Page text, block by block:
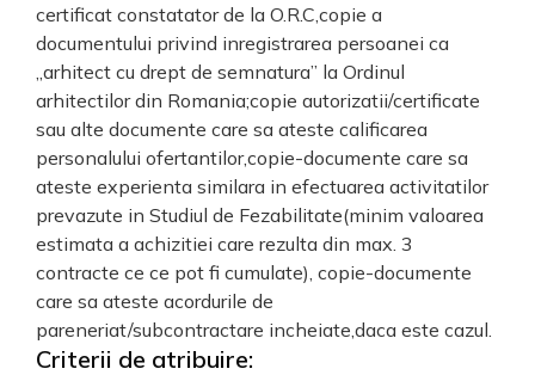
certificat constatator de la O.R.C,copie a
documentului privind inregistrarea persoanei ca
„arhitect cu drept de semnatura” la Ordinul
arhitectilor din Romania;copie autorizatii/certificate
sau alte documente care sa ateste calificarea
personalului ofertantilor,copie-documente care sa
ateste experienta similara in efectuarea activitatilor
prevazute in Studiul de Fezabilitate(minim valoarea
estimata a achizitiei care rezulta din max. 3
contracte ce ce pot fi cumulate), copie-documente
care sa ateste acordurile de
pareneriat/subcontractare incheiate,daca este cazul.
Criterii de atribuire: